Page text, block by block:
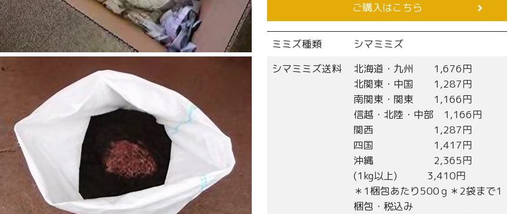
ご購入はこちら
ミミズ種類
シマミミズ
シマミミズ送料
北海道・九州 1,676円
北関東・中国 1,287円
南関東・関東 1,166円
信越・北陸・中部 1,166円
関西 1,287円
四国 1,417円
沖縄 2,365円
(1kg以上) 3,410円
＊1梱包あたり500ｇ＊2袋まで1
梱包・税込み